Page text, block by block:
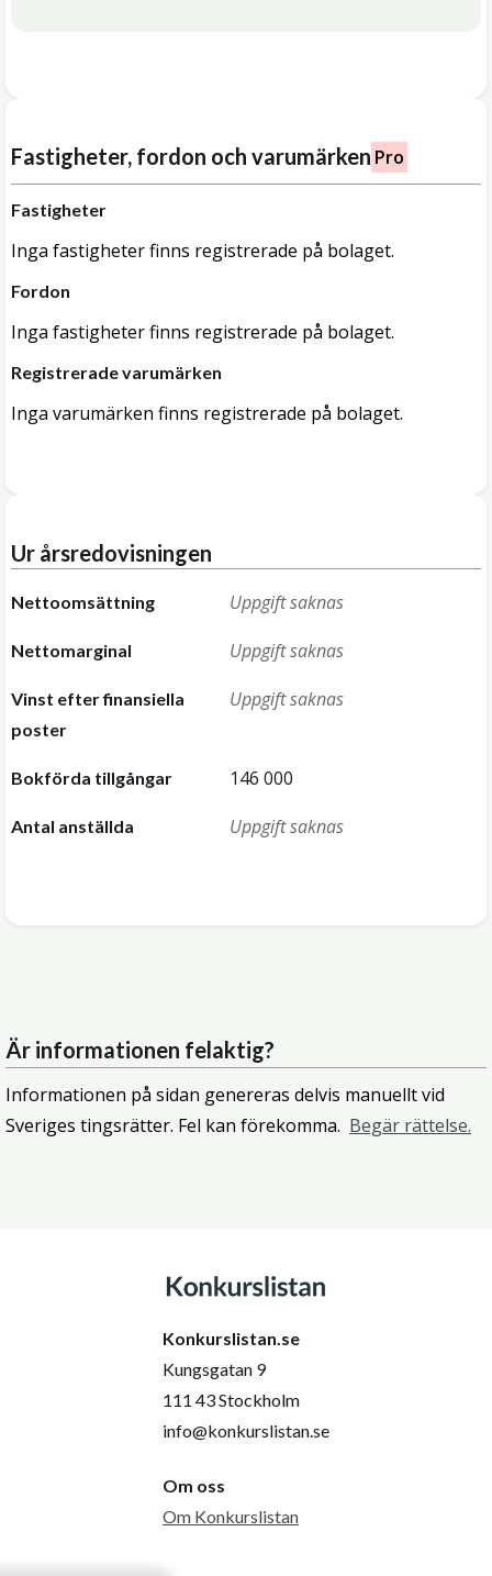
Fastigheter, fordon och varumärken Pro
Fastigheter
Inga fastigheter finns registrerade på bolaget.
Fordon
Inga fastigheter finns registrerade på bolaget.
Registrerade varumärken
Inga varumärken finns registrerade på bolaget.
Ur årsredovisningen
Nettoomsättning Uppgift saknas
Nettomarginal Uppgift saknas
Vinst efter finansiella
poster
Uppgift saknas
Bokförda tillgångar 146 000
Antal anställda Uppgift saknas
Är informationen felaktig?
Informationen på sidan genereras delvis manuellt vid
Sveriges tingsrätter. Fel kan förekomma. Begär rättelse.
Konkurslistan.se
Kungsgatan 9
111 43 Stockholm
info@konkurslistan.se
Om oss
Om Konkurslistan